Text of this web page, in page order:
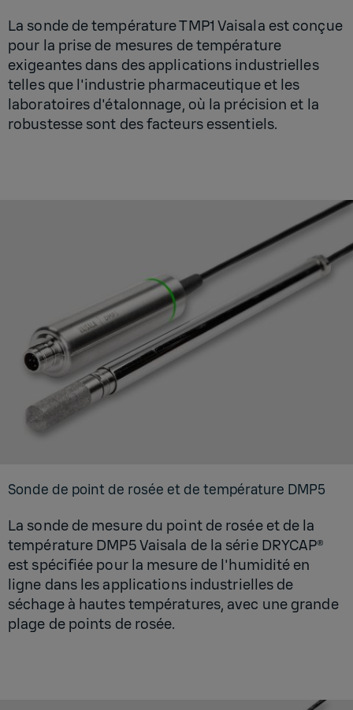
La sonde de température TMP1 Vaisala est conçue
pour la prise de mesures de température
exigeantes dans des applications industrielles
telles que l'industrie pharmaceutique et les
laboratoires d'étalonnage, où la précision et la
robustesse sont des facteurs essentiels.
Sonde de point de rosée et de tem­pé­ra­ture DMP5
La sonde de mesure du point de rosée et de la
température DMP5 Vaisala de la série DRYCAP®
est spécifiée pour la mesure de l'humidité en
ligne dans les applications industrielles de
séchage à hautes températures, avec une grande
plage de points de rosée.